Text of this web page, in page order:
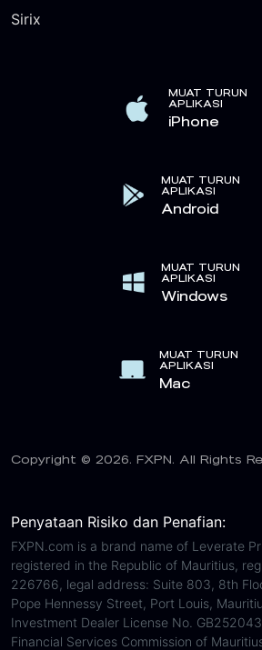
Sirix
MUAT TURUN
APLIKASI
iPhone
MUAT TURUN
APLIKASI
Android
MUAT TURUN
APLIKASI
Windows
MUAT TURUN
APLIKASI
Mac
Copyright © 2026. FXPN. All Rights
Penyataan Risiko dan Penafian:
FXPN.com is a brand name of Leverate
registered in the Republic of Mauritius,
226766, legal address: Suite 803, 8th
Pope Hennessy Street, Port Louis,
Investment Dealer License No.
Financial Services Commission of